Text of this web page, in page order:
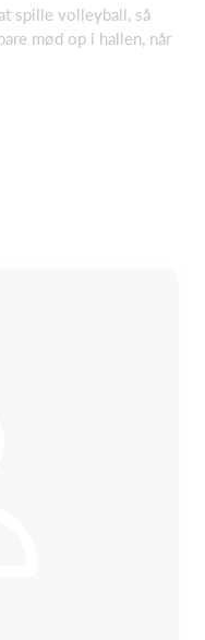
spille volleyball, så
mød op i hallen, når